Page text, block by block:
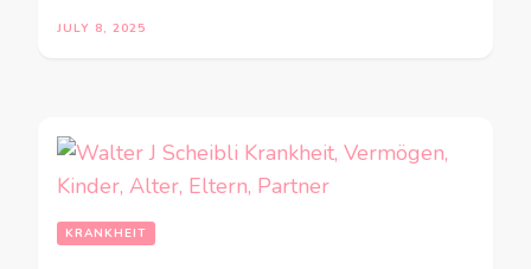
JULY 8, 2025
KRANKHEIT